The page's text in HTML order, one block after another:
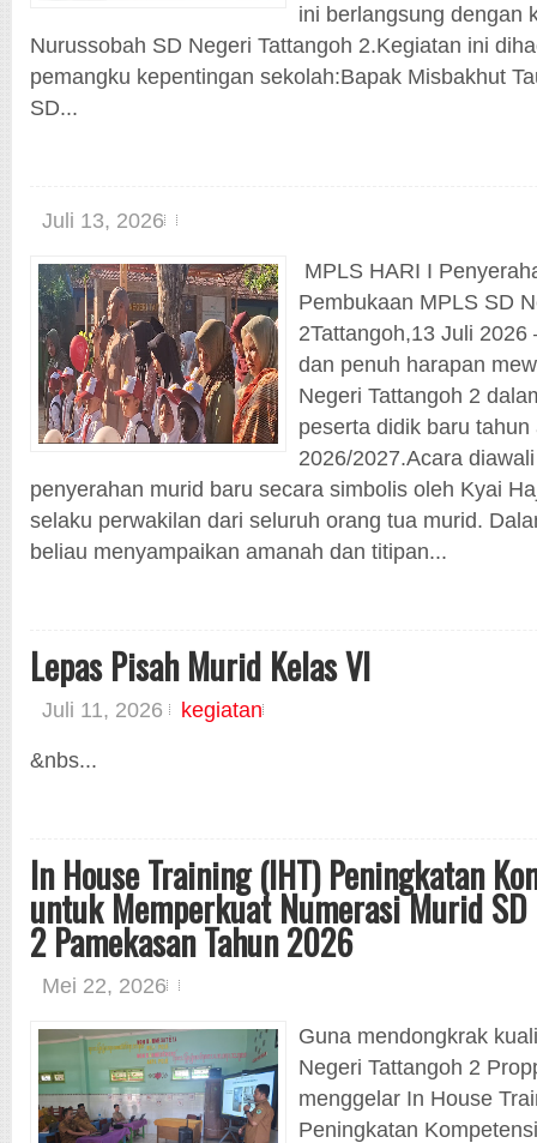
ini berlangsung dengan
Nurussobah SD Negeri Tattangoh 2.Kegiatan ini
pemangku kepentingan sekolah:Bapak Misbakhut
SD...
Juli 13, 2026
MPLS HARI I
Pembukaan MPLS SD
2Tattangoh,13 Juli
dan penuh harapan
Negeri Tattangoh 2
peserta didik baru tahun
2026/2027.Acara
penyerahan murid baru secara simbolis oleh Kyai
selaku perwakilan dari seluruh orang tua murid.
beliau menyampaikan amanah dan titipan...
Lepas Pisah Murid Kelas VI
Juli 11, 2026
kegiatan
&nbs...
In House Training (IHT) Peningkatan
untuk Memperkuat Numerasi Murid
2 Pamekasan Tahun 2026
Mei 22, 2026
Guna mendongkrak
Negeri Tattangoh 2
menggelar In House
Peningkatan